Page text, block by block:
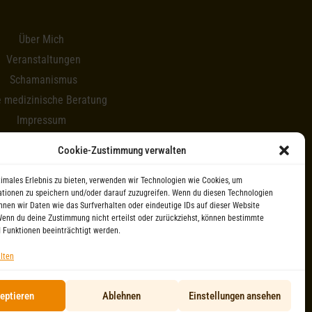
Cookie-Zustimmung verwalten
Erlebnis zu bieten, verwenden wir Technologien wie Cookies, um
zu speichern und/oder darauf zuzugreifen. Wenn du diesen Technologien
wir Daten wie das Surfverhalten oder eindeutige IDs auf dieser Website
du deine Zustimmung nicht erteilst oder zurückziehst, können bestimmte
Funktionen beeinträchtigt werden.
Ablehnen Einstellungen ansehen
Über Mich
Veranstaltungen
Schamanismus
medizinische Beratung
Impressum